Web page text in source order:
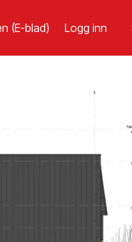
(E-blad) Logg inn